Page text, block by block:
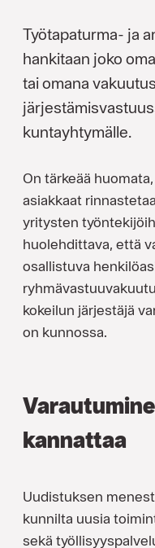
Työtapaturma- ja
hankitaan joko
tai omana
kuntayhtymälle.
On tärkeää
asiakkaat
yritysten
huolehdittava, että
osallistuva
kokeilun järjestäjä
on kunnossa.
kannattaa
Uudistuksen
kunnilta uusia
sekä